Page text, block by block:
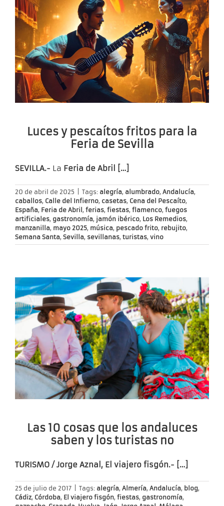
Luces y pescaítos fritos para la
Feria de Sevilla
SEVILLA.- La Feria de Abril […]
20 de abril de 2025 Tags: alegría, alumbrado, Andalucía,
caballos, Calle del Infierno, casetas, Cena del Pescaíto,
España, Feria de Abril , ferias, fiestas, flamenco, fuegos
artificiales, gastronomía, jamón ibérico, Los Remedios,
manzanilla, mayo 2025, música, pescado frito, rebujito,
Semana Santa, Sevilla, sevillanas, turistas, vino
Las 10 cosas que los andaluces
saben y los turistas no
TURISMO / Jorge Aznal, El viajero fisgón.- […]
25 de julio de 2017 Tags: alegría, Almería, Andalucía, blog,
Cádiz, Córdoba, El viajero fisgón, fiestas, gastronomía,